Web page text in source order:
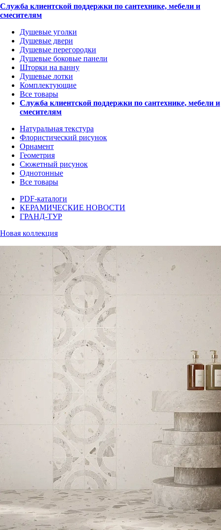
Служба клиентской поддержки по сантехнике, мебели и
смесителям
Душевые уголки
Душевые двери
Душевые перегородки
Душевые боковые панели
Шторки на ванну
Душевые лотки
Комплектующие
Все товары
Служба клиентской поддержки по сантехнике, мебели и
смесителям
Натуральная текстура
Флористический рисунок
Орнамент
Геометрия
Сюжетный рисунок
Однотонные
Все товары
PDF-каталоги
КЕРАМИЧЕСКИЕ НОВОСТИ
ГРАНД-ТУР
Новая коллекция